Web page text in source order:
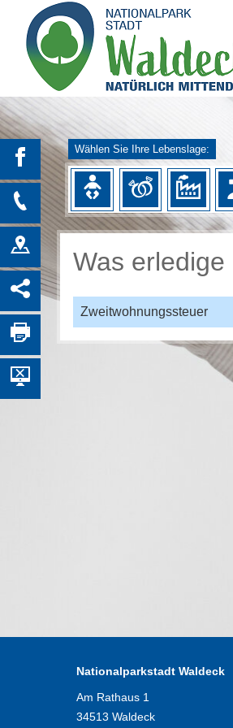
Wählen Sie Ihre Lebenslage:
Was erledige
Zweitwohnungssteuer
Nationalparkstadt Waldeck
Am Rathaus 1
34513 Waldeck